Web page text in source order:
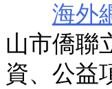
海外
山市僑聯
資、公益